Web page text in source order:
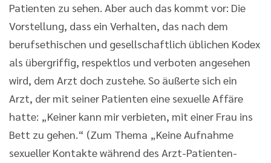
Patienten zu sehen. Aber auch das kommt vor: Die
Vorstellung, dass ein Verhalten, das nach dem
berufsethischen und gesellschaftlich üblichen Kodex
als übergriffig, respektlos und verboten angesehen
wird, dem Arzt doch zustehe. So äußerte sich ein
Arzt, der mit seiner Patienten eine sexuelle Affäre
hatte: „Keiner kann mir verbieten, mit einer Frau ins
Bett zu gehen.“ (Zum Thema „Keine Aufnahme
sexueller Kontakte während des Arzt-Patienten-